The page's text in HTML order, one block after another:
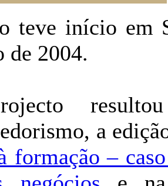
teve início em
de 2004.
a
formação –